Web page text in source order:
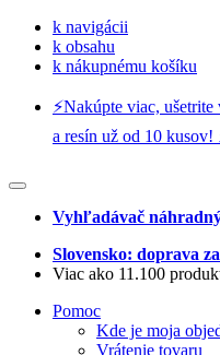
k navigácii
k obsahu
k nákupnému košíku
⚡️Nakúpte viac,
a resín už od 10 kusov!
Vyhľadávač
Slovensko: doprava
Viac ako 11.100
Pomoc
Kde je moja
Vrátenie tovaru